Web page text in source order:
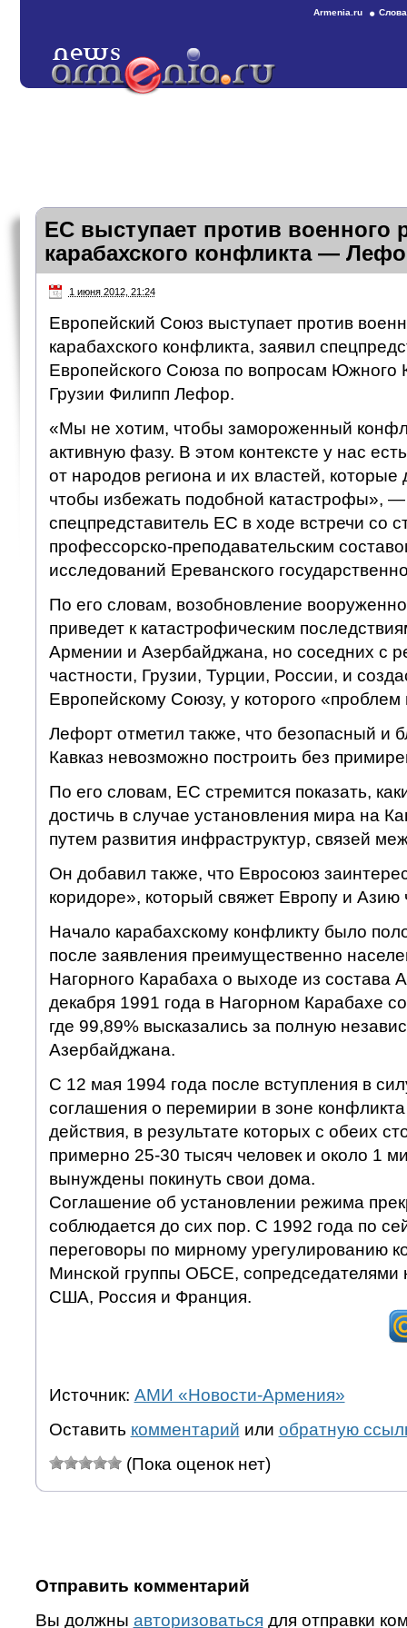
Armenia.ru
ЕС выступает против военного
карабахского конфликта —
1 июня 2012, 21:24
Европейский Союз выступает против
карабахского конфликта, заявил
Европейского Союза по вопросам Южного
Грузии Филипп Лефор.
«Мы не хотим, чтобы замороженный
активную фазу. В этом контексте у нас
от народов региона и их властей,
чтобы избежать подобной катастрофы», —
спецпредставитель ЕС в ходе встречи со
профессорско-преподавательским
исследований Ереванского
По его словам, возобновление
приведет к катастрофическим
Армении и Азербайджана, но соседних с
частности, Грузии, Турции, России, и
Европейскому Союзу, у которого «проблем
Лефорт отметил также, что безопасный и
Кавказ невозможно построить без
По его словам, ЕС стремится показать,
достичь в случае установления мира на
путем развития инфраструктур, связей
Он добавил также, что Евросоюз
коридоре», который свяжет Европу и
Начало карабахскому конфликту было
после заявления преимущественно
Нагорного Карабаха о выходе из состава
декабря 1991 года в Нагорном Карабахе
где 99,89% высказались за полную
Азербайджана.
С 12 мая 1994 года после вступления в
соглашения о перемирии в зоне
действия, в результате которых с обеих
примерно 25-30 тысяч человек и около 1
вынуждены покинуть свои дома.
Соглашение об установлении режима
соблюдается до сих пор. С 1992 года по
переговоры по мирному урегулированию
Минской группы ОБСЕ, сопредседателями
США, Россия и Франция.
Источник: АМИ «Новости-Армения»
Оставить комментарий или обратную
(Пока оценок нет)
Отправить комментарий
Вы должны авторизоваться для отправки